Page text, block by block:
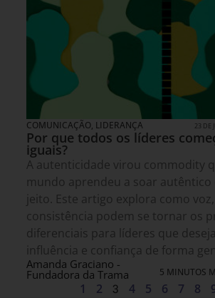
COMUNICAÇÃO, LIDERANÇA 23 DE
Por que todos os líderes
iguais?
A autenticidade virou commodity
mundo aprendeu a soar autêntico
jeito. Este artigo explora como
consistência podem se tornar os
diferenciais para líderes que
influência e confiança de forma
Amanda Graciano -
Fundadora da Trama 5 MINUTOS
1 2 3 4 5 6 7 8